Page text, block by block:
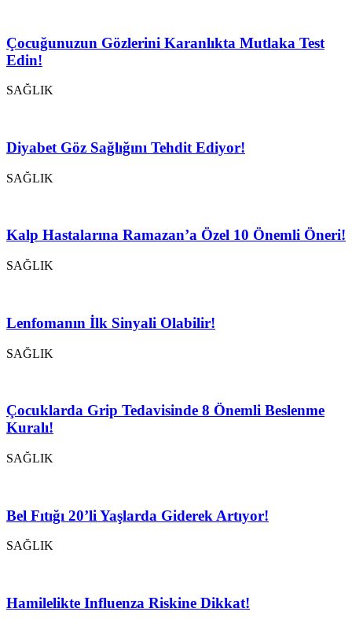
Çocuğunuzun Gözlerini Karanlıkta Mutlaka Test
Edin!
SAĞLIK
Diyabet Göz Sağlığını Tehdit Ediyor!
SAĞLIK
Kalp Hastalarına Ramazan’a Özel 10 Önemli Öneri!
SAĞLIK
Lenfomanın İlk Sinyali Olabilir!
SAĞLIK
Çocuklarda Grip Tedavisinde 8 Önemli Beslenme
Kuralı!
SAĞLIK
Bel Fıtığı 20’li Yaşlarda Giderek Artıyor!
SAĞLIK
Hamilelikte Influenza Riskine Dikkat!